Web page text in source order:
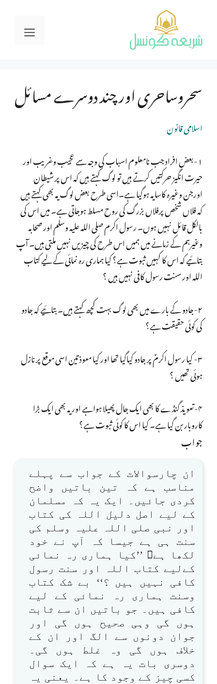
content
سحروساحری اور چند دوسرے مسائل
اسلامی قانون
۱-بعض افراد جب نامعلوم اسباب کی وجہ سے عجیب وغریب اور
حیرت انگیز حرکتیں کرتے ہیں تو لوگ کہتے ہیں کہ اس پر شیطان
اورجن وغیرہ کاسایہ ہوگیا ہے۔اسی طرح بعض لوگ یہ بھی کہتے ہیں
کہ فلاں شخص پرفلاں بزرگ کی روح مسلط ہوجاتی ہے۔ میں اس کی
بالکل قائل نہیں ہوں۔ رسول اکرم صلی اللہ علیہ وسلم اور صحابہ
وغیرہم کے زمانے میں ہمیں اس طرح کی چیزیں نہیں ملتی ہیں۔ آپ
بتائیے کہ اس کا کہیں ثبوت ہے؟ کیا ہماری رہ نمائی کے لیے کتاب
اللہ اور سنت رسول کافی نہیں ہیں ؟
۲-جادو کے بارے میں بھی لوگ بہت کچھ کہتے ہیں۔ بتائیے کہ جادو
کی کوئی حقیقت ہے؟
۳- کیا رسول اکرمؐ پر جادو کیاگیا تھا اور کیا معوذ تین اسی موقع پر نازل
ہوئی تھیں ؟
۴-تعویذ گنڈے کا بھی ایک جال پھیلا ہواہے اور یہ بھی ایک بڑا
کاروبار بن گیا ہے۔ کیا اس کا کوئی ثبوت ہے؟
جواب
ان چارسوالات کے جواب سے پہلے
مناسب ہے کہ تین باتیں واضح
کردی جائیں۔ ایک یہ کہ مسلمان
کے لیے اصل دلیل اللہ کی کتاب
اور نبی صلی اللہ علیہ وسلم کی
سنت ہی ہے جیسا کہ آپ نے خود
لکھا ہے ’’کیا ہماری رہ نمائی
کےلیے کتاب اللہ اور سنت رسول
کافی نہیں ہیں ؟‘‘ بے شک کتاب
وسنت ہماری رہ نمائی کے لیے
کافی ہیں۔ جو باتیں ان سے ثابت
ہوں گی وہی صحیح ہوں گی اور
جوان دونوں سے الگ اور ان کے
خلاف ہوں گی وہ غلط ہوں گی۔
دوسری بات یہ ہے کہ ایک سوال
کسی چیز کے وجود کا ہے۔ یعنی یہ